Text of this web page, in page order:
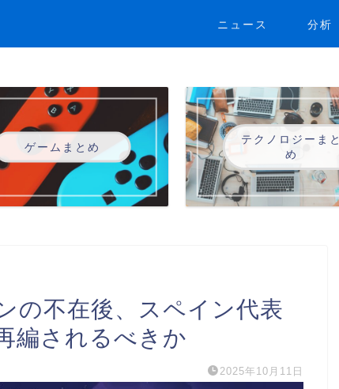
ニュース 分析
ゲームまとめ
テクノロジーまと
め
の不在後、スペイン代表
編されるべきか
2025年10月11日